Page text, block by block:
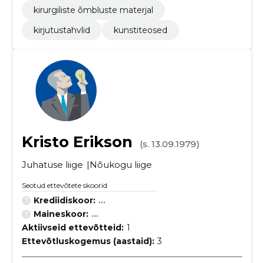
kirurgiliste õmbluste materjal
kirjutustahvlid
kunstiteosed
Kristo Erikson
(s. 13.09.1979)
Juhatuse liige
Nõukogu liige
Seotud ettevõtete skoorid
Krediidiskoor: ...
Maineskoor: ...
Aktiivseid ettevõtteid: 1
Ettevõtluskogemus (aastaid): 3